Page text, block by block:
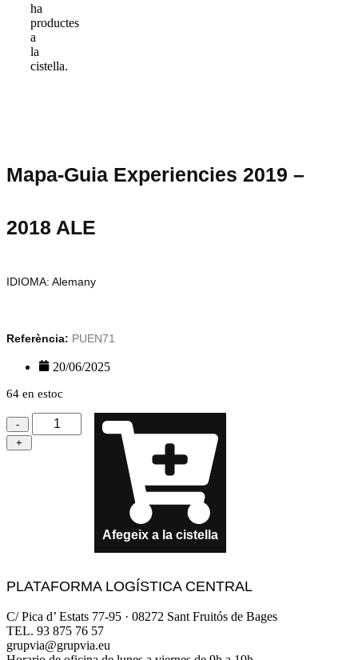
ha
productes
a
la
cistella.
Mapa-Guia Experiencies 2019 –
2018 ALE
IDIOMA: Alemany
Referència: PUEN71
20/06/2025
64 en estoc
-
quantitat
de
Mapa-
+
Afegeix a la cistella
PLATAFORMA LOGÍSTICA CENTRAL
C/ Pica d’ Estats 77-95 · 08272 Sant Fruitós de Bages
TEL. 93 875 76 57
grupvia@grupvia.eu